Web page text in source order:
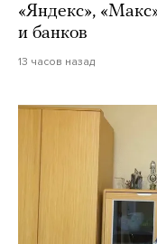
«Яндекс»,
и банков
13 часов назад